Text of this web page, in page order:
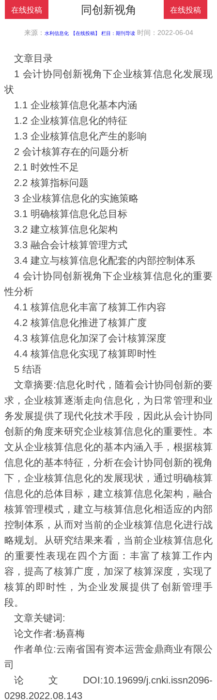
同创新视角
来源： 水利信息化 【在线投稿】 栏目： 期刊导读时间：2022-06-04
文章目录
1 会计协同创新视角下企业核算信息化发展现
状
1.1 企业核算信息化基本内涵
1.2 企业核算信息化的特征
1.3 企业核算信息化产生的影响
2 会计核算存在的问题分析
2.1 时效性不足
2.2 核算指标问题
3 企业核算信息化的实施策略
3.1 明确核算信息化总目标
3.2 建立核算信息化架构
3.3 融合会计核算管理方式
3.4 建立与核算信息化配套的内部控制体系
4 会计协同创新视角下企业核算信息化的重要
性分析
4.1 核算信息化丰富了核算工作内容
4.2 核算信息化推进了核算广度
4.3 核算信息化加深了会计核算深度
4.4 核算信息化实现了核算即时性
5 结语
文章摘要:信息化时代，随着会计协同创新的要
求，企业核算逐渐走向信息化，为日常管理和业
务发展提供了现代化技术手段，因此从会计协同
创新的角度来研究企业核算信息化的重要性。本
文从企业核算信息化的基本内涵入手，根据核算
信息化的基本特征，分析在会计协同创新的视角
下，企业核算信息化的发展现状，通过明确核算
信息化的总体目标，建立核算信息化架构，融合
核算管理模式，建立与核算信息化相适应的内部
控制体系，从而对当前的企业核算信息化进行战
略规划。从研究结果来看，当前企业核算信息化
的重要性表现在四个方面：丰富了核算工作内
容，提高了核算广度，加深了核算深度，实现了
核算的即时性，为企业发展提供了创新管理手
段。
文章关键词:
论文作者:杨喜梅
作者单位:云南省国有资本运营金鼎商业有限公
司
论文DOI:10.19699/j.cnki.issn2096-
0298.2022.08.143
在线投稿
在线投稿